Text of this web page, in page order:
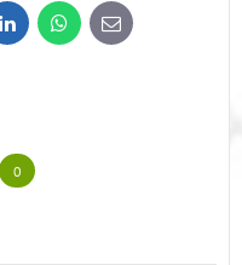
LinkedInWhatsApp
E-
mail
0